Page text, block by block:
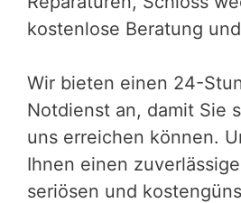
kostenlose Beratung
Wir bieten einen 24-
Notdienst an, damit Sie
uns erreichen können.
Ihnen einen
seriösen und